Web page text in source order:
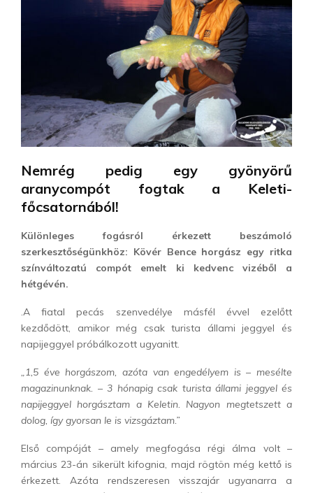
Nemrég pedig egy gyönyörű
aranycompót fogtak a Keleti-
főcsatornából!
Különleges fogásról érkezett beszámoló
szerkesztőségünkhöz: Kövér Bence horgász egy ritka
színváltozatú compót emelt ki kedvenc vizéből a
hétgévén.
.A fiatal pecás szenvedélye másfél évvel ezelőtt
kezdődött, amikor még csak turista állami jeggyel és
napijeggyel próbálkozott ugyanitt.
„1,5 éve horgászom, azóta van engedélyem is – mesélte
magazinunknak. – 3 hónapig csak turista állami jeggyel és
napijeggyel horgásztam a Keletin. Nagyon megtetszett a
dolog, így gyorsan le is vizsgáztam.”
Első compóját – amely megfogása régi álma volt –
március 23-án sikerült kifognia, majd rögtön még kettő is
érkezett. Azóta rendszeresen visszajár ugyanarra a